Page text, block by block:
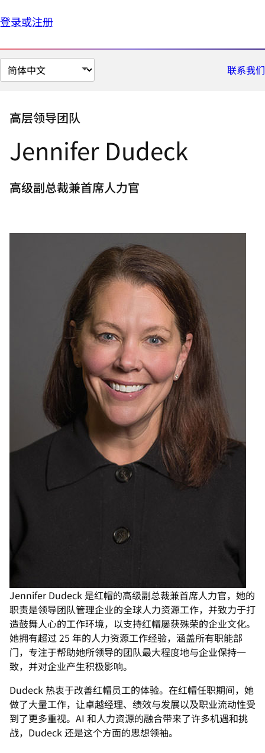
登录或注册
切
换
面
联系我们
高层领导团队
Jennifer Dudeck
高级副总裁兼首席人力官
Jennifer Dudeck 是红帽的高级副总裁兼首席人力官，她的
职责是领导团队管理企业的全球人力资源工作，并致力于打
造鼓舞人心的工作环境，以支持红帽屡获殊荣的企业文化。
她拥有超过 25 年的人力资源工作经验，涵盖所有职能部
门，专注于帮助她所领导的团队最大程度地与企业保持一
致，并对企业产生积极影响。
Dudeck 热衷于改善红帽员工的体验。在红帽任职期间，她
做了大量工作，让卓越经理、绩效与发展以及职业流动性受
到了更多重视。AI 和人力资源的融合带来了许多机遇和挑
战，Dudeck 还是这个方面的思想领袖。